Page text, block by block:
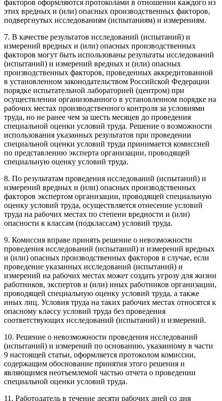
факторов оформляются протоколами в отношении каждого из
этих вредных и (или) опасных производственных факторов,
подвергнутых исследованиям (испытаниям) и измерениям.
7. В качестве результатов исследований (испытаний) и
измерений вредных и (или) опасных производственных
факторов могут быть использованы результаты исследований
(испытаний) и измерений вредных и (или) опасных
производственных факторов, проведенных аккредитованной
в установленном законодательством Российской Федерации
порядке испытательной лабораторией (центром) при
осуществлении организованного в установленном порядке на
рабочих местах производственного контроля за условиями
труда, но не ранее чем за шесть месяцев до проведения
специальной оценки условий труда. Решение о возможности
использования указанных результатов при проведении
специальной оценки условий труда принимается комиссией
по представлению эксперта организации, проводящей
специальную оценку условий труда.
8. По результатам проведения исследований (испытаний) и
измерений вредных и (или) опасных производственных
факторов экспертом организации, проводящей специальную
оценку условий труда, осуществляется отнесение условий
труда на рабочих местах по степени вредности и (или)
опасности к классам (подклассам) условий труда.
9. Комиссия вправе принять решение о невозможности
проведения исследований (испытаний) и измерений вредных
и (или) опасных производственных факторов в случае, если
проведение указанных исследований (испытаний) и
измерений на рабочих местах может создать угрозу для жизни
работников, экспертов и (или) иных работников организации,
проводящей специальную оценку условий труда, а также
иных лиц. Условия труда на таких рабочих местах относятся к
опасному классу условий труда без проведения
соответствующих исследований (испытаний) и измерений.
10. Решение о невозможности проведения исследований
(испытаний) и измерений по основанию, указанному в части
9 настоящей статьи, оформляется протоколом комиссии,
содержащим обоснование принятия этого решения и
являющимся неотъемлемой частью отчета о проведении
специальной оценки условий труда.
11. Работодатель в течение десяти рабочих дней со дня